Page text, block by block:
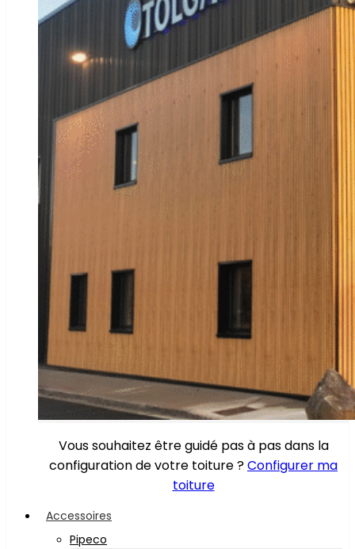
Vous souhaitez être guidé pas à pas dans la
configuration de votre toiture ?Configurer ma
toiture
Accessoires
Pipeco